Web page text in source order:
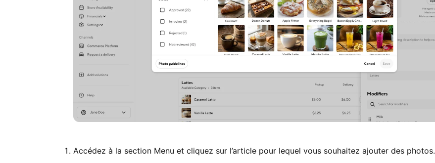
Accédez à la section Menu et cliquez sur l’article pour lequel vous souhaitez ajouter des photos.